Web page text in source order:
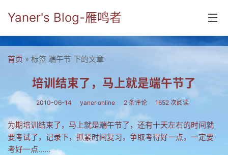
Yaner's Blog-雁鸣者
分类
yaner online
毕业留言册
流年
首页 » 标签 端午节 下的文章
培训结束了，马上就是端午节了
2010-06-14 yaner online 2 条评论 1652 次阅读
为期培训结束了，马上就是端午节了，还有十天左右的时间就
要考试了，记录下，抓紧时间复习，争取考得好一点，一定要
考好一点……